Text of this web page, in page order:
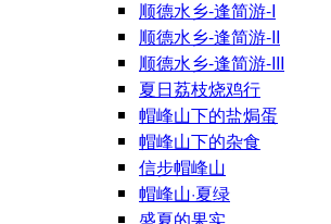
顺德水乡-逢简游-I
顺德水乡-逢简游-II
顺德水乡-逢简游-III
夏日荔枝烧鸡行
帽峰山下的盐焗蛋
帽峰山下的杂食
信步帽峰山
帽峰山·夏绿